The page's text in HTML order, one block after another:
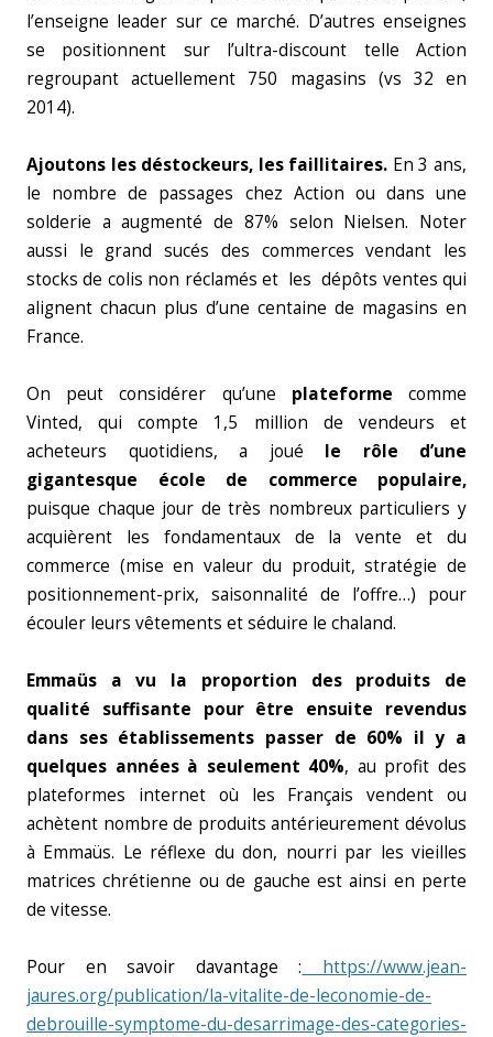
l’enseigne leader sur ce marché. D’autres enseignes
se positionnent sur l’ultra-discount telle Action
regroupant actuellement 750 magasins (vs 32 en
2014).
Ajoutons les déstockeurs, les faillitaires. En 3 ans,
le nombre de passages chez Action ou dans une
solderie a augmenté de 87% selon Nielsen. Noter
aussi le grand sucés des commerces vendant les
stocks de colis non réclamés et les dépôts ventes qui
alignent chacun plus d’une centaine de magasins en
France.
On peut considérer qu’une plateforme comme
Vinted, qui compte 1,5 million de vendeurs et
acheteurs quotidiens, a joué le rôle d’une
gigantesque école de commerce populaire,
puisque chaque jour de très nombreux particuliers y
acquièrent les fondamentaux de la vente et du
commerce (mise en valeur du produit, stratégie de
positionnement-prix, saisonnalité de l’offre…) pour
écouler leurs vêtements et séduire le chaland.
Emmaüs a vu la proportion des produits de
qualité suffisante pour être ensuite revendus
dans ses établissements passer de 60% il y a
quelques années à seulement 40%, au profit des
plateformes internet où les Français vendent ou
achètent nombre de produits antérieurement dévolus
à Emmaüs. Le réflexe du don, nourri par les vieilles
matrices chrétienne ou de gauche est ainsi en perte
de vitesse.
Pour en savoir davantage : https://www.jean-
jaures.org/publication/la-vitalite-de-leconomie-de-
debrouille-symptome-du-desarrimage-des-categories-